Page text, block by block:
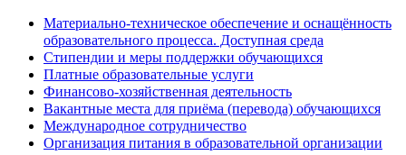
Материально-техническое обеспечение и оснащённость
образовательного процесса. Доступная среда
Стипендии и меры поддержки обучающихся
Платные образовательные услуги
Финансово-хозяйственная деятельность
Вакантные места для приёма (перевода) обучающихся
Международное сотрудничество
Организация питания в образовательной организации